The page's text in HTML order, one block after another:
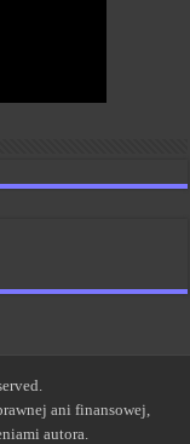
ani finansowej,
autora.